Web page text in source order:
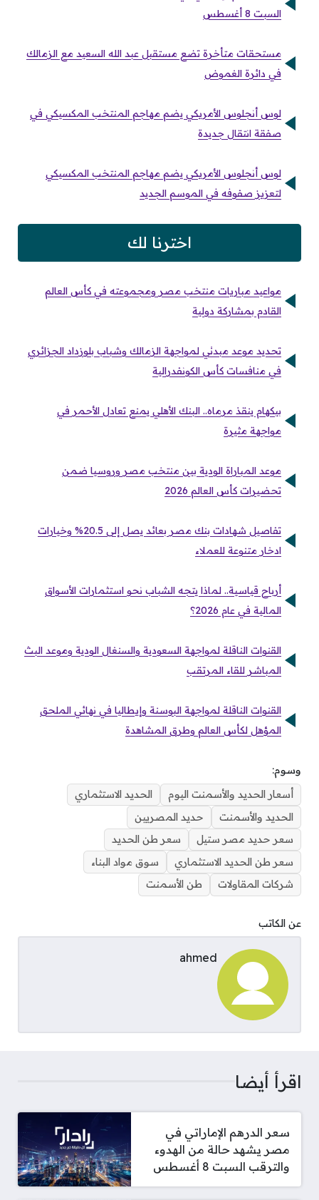
السبت 8 أغسطس
مستحقات متأخرة تضع مستقبل عبد الله السعيد مع الزمالك
في دائرة الغموض
لوس أنجلوس الأمريكي يضم مهاجم المنتخب المكسيكي في
صفقة انتقال جديدة
لوس أنجلوس الأمريكي يضم مهاجم المنتخب المكسيكي
لتعزيز صفوفه في الموسم الجديد
اخترنا لك
مواعيد مباريات منتخب مصر ومجموعته في كأس العالم
القادم بمشاركة دولية
تحديد موعد مبدئي لمواجهة الزمالك وشباب بلوزداد الجزائري
في منافسات كأس الكونفدرالية
بيكهام ينقذ مرماه.. البنك الأهلي يمنع تعادل الأحمر في
مواجهة مثيرة
موعد المباراة الودية بين منتخب مصر وروسيا ضمن
تحضيرات كأس العالم 2026
تفاصيل شهادات بنك مصر بعائد يصل إلى 20.5% وخيارات
ادخار متنوعة للعملاء
أرباح قياسية.. لماذا يتجه الشباب نحو استثمارات الأسواق
المالية في عام 2026؟
القنوات الناقلة لمواجهة السعودية والسنغال الودية وموعد البث
المباشر للقاء المرتقب
القنوات الناقلة لمواجهة البوسنة وإيطاليا في نهائي الملحق
المؤهل لكأس العالم وطرق المشاهدة
وسوم:
أسعار الحديد والأسمنت اليوم
الحديد الاستثماري
الحديد والأسمنت
حديد المصريين
سعر حديد مصر ستيل
سعر طن الحديد
سعر طن الحديد الاستثماري
سوق مواد البناء
شركات المقاولات
طن الأسمنت
عن الكاتب
ahmed
اقرأ أيضا
سعر الدرهم الإماراتي في
مصر يشهد حالة من الهدوء
والترقب السبت 8 أغسطس